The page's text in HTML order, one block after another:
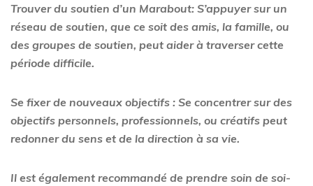
Trouver du soutien d’un Marabout: S’appuyer sur un
réseau de soutien, que ce soit des amis, la famille, ou
des groupes de soutien, peut aider à traverser cette
période difficile.
Se fixer de nouveaux objectifs : Se concentrer sur des
objectifs personnels, professionnels, ou créatifs peut
redonner du sens et de la direction à sa vie.
Il est également recommandé de prendre soin de soi-